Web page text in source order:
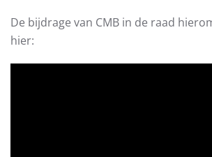
De bijdrage van CMB in de raad
hier: